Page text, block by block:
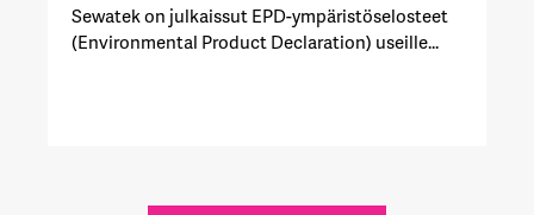
Sewatek on julkaissut EPD-ympäristöselosteet
(Environmental Product Declaration) useille...